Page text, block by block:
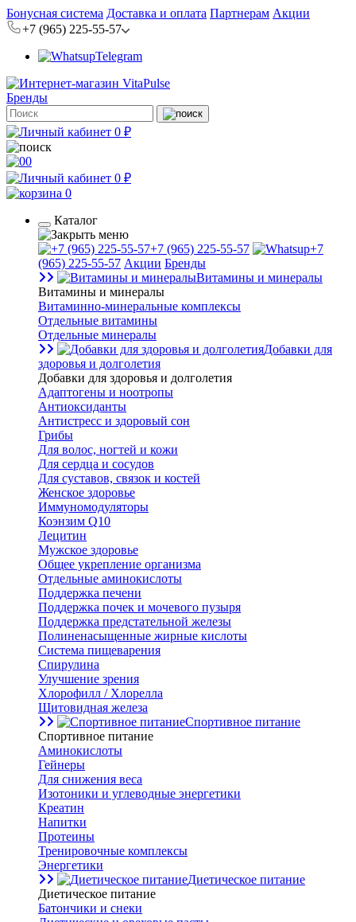
Бонусная система Доставка и оплата Партнерам Акции
+7 (965) 225-55-57
Telegram
Бренды
0 ₽
0
0 ₽
0
Каталог
+7 (965) 225-55-57
+7
(965) 225-55-57 Акции Бренды
Витамины и минералы
Витамины и минералы
Витаминно-минеральные комплексы
Отдельные витамины
Отдельные минералы
Добавки для
здоровья и долголетия
Добавки для здоровья и долголетия
Адаптогены и ноотропы
Антиоксиданты
Антистресс и здоровый сон
Грибы
Для волос, ногтей и кожи
Для сердца и сосудов
Для суставов, связок и костей
Женское здоровье
Иммуномодуляторы
Коэнзим Q10
Лецитин
Мужское здоровье
Общее укрепление организма
Отдельные аминокислоты
Поддержка печени
Поддержка почек и мочевого пузыря
Поддержка предстательной железы
Полиненасыщенные жирные кислоты
Система пищеварения
Спирулина
Улучшение зрения
Хлорофилл / Хлорелла
Щитовидная железа
Спортивное питание
Спортивное питание
Аминокислоты
Гейнеры
Для снижения веса
Изотоники и углеводные энергетики
Креатин
Напитки
Протеины
Тренировочные комплексы
Энергетики
Диетическое питание
Диетическое питание
Батончики и снеки